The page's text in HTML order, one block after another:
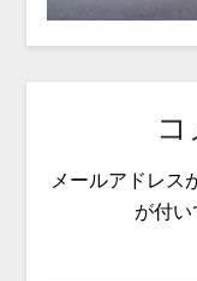
メールアドレス
が付